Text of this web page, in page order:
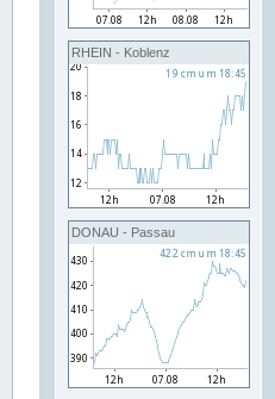
RHEIN - Koblenz
DONAU - Passau